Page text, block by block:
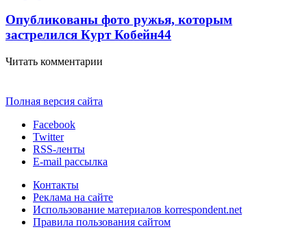
Опубликованы фото ружья, которым
застрелился Курт Кобейн44
Читать комментарии
Полная версия сайта
Facebook
Twitter
RSS-ленты
E-mail рассылка
Контакты
Реклама на сайте
Использование материалов korrespondent.net
Правила пользования сайтом